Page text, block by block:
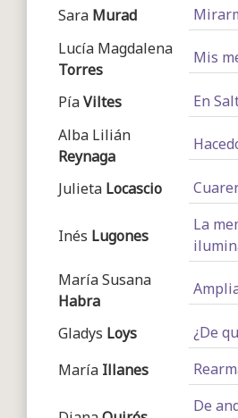
Sara Murad
Lucía Magdalena
Torres
Mis
PíaViltes
En
Alba Lilián
Reynaga
Julieta Locascio
Inés Lugones
La
María Susana
Habra
Gladys Loys
¿De
María Illanes
De